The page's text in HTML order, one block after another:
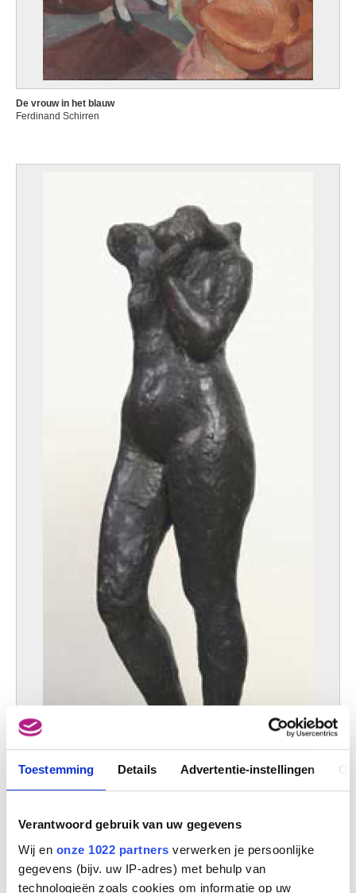
Toestemming Details Advertentie-instellingen
Verantwoord gebruik van uw gegevens
Wij en onze 1022 partners verwerken je persoonlijke
gegevens (bijv. uw IP-adres) met behulp van
technologieën zoals cookies om informatie op uw
De vrouw in het blauw
Ferdinand Schirren